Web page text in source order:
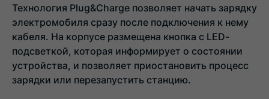
Технология Plug&Charge позволяет начать зарядку
электромобиля сразу после подключения к нему
кабеля. На корпусе размещена кнопка с LED-
подсветкой, которая информирует о состоянии
устройства, и позволяет приостановить процесс
зарядки или перезапустить станцию.